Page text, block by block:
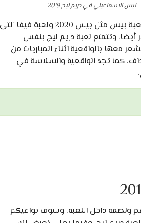
لبس الاسماعيلي في دريم ليج 2019
للاندرويد. فهي لعبة تحاكي لعبة بيس مثل بيس 2020 ولعبة فيفا التي
4 وعلى جهاز الكمبيوتر أيضا. وتتمتع لعبة دريم ليج بنفس
معها بالواقعية اثناء المباريات من
كما تجد الواقعية والسلاسة في
ولصقه داخل اللعبة. وسوف نوافيكم